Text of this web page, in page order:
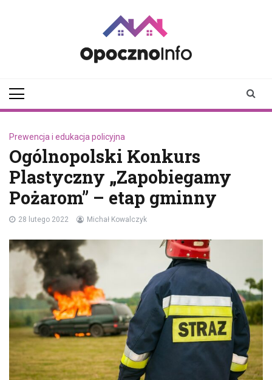
Prewencja i edukacja policyjna
Ogólnopolski Konkurs
Plastyczny „Zapobiegamy
Pożarom” – etap gminny
28 lutego 2022 Michał Kowalczyk